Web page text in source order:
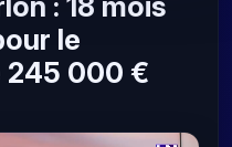
le
245 000 €